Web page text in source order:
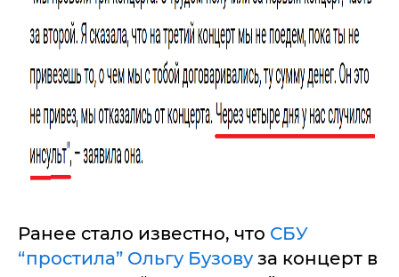
Ранее стало известно, что СБУ
“простила” Ольгу Бузовуза концерт в